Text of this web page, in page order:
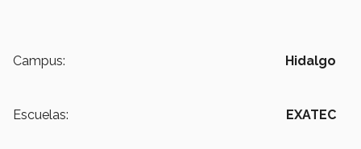
Campus: Hidalgo
Escuelas: EXATEC